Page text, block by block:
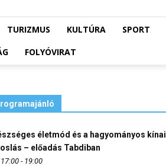
TURIZMUS KULTÚRA
SPORT
FOLYÓVIRAT
életmód és a hagyományos kínai
– előadás Tabdiban
- 19:00